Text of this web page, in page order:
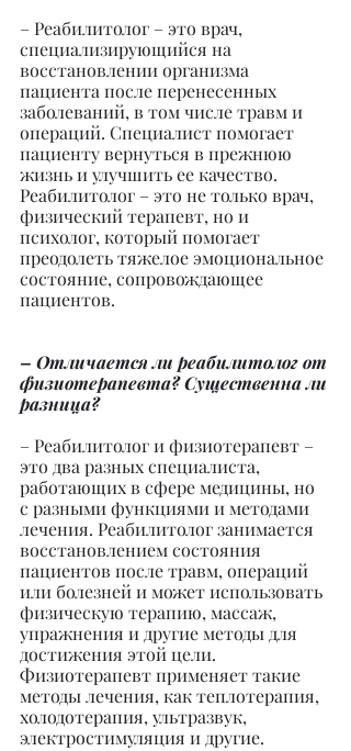
– Реабилитолог – это врач,
специализирующийся на
восстановлении организма
пациента после перенесенных
заболеваний, в том числе травм и
операций. Специалист помогает
пациенту вернуться в прежнюю
жизнь и улучшить ее качество.
Реабилитолог – это не только врач,
физический терапевт, но и
психолог, который помогает
преодолеть тяжелое эмоциональное
состояние, сопровождающее
пациентов.
– Отличается ли реабилитолог от
физиотерапевта? Существенна ли
разница?
– Реабилитолог и физиотерапевт –
это два разных специалиста,
работающих в сфере медицины, но
с разными функциями и методами
лечения. Реабилитолог занимается
восстановлением состояния
пациентов после травм, операций
или болезней и может использовать
физическую терапию, массаж,
упражнения и другие методы для
достижения этой цели.
Физиотерапевт применяет такие
методы лечения, как теплотерапия,
холодотерапия, ультразвук,
электростимуляция и другие.